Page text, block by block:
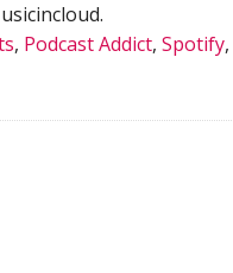
, Podcast Addict, Spotify,